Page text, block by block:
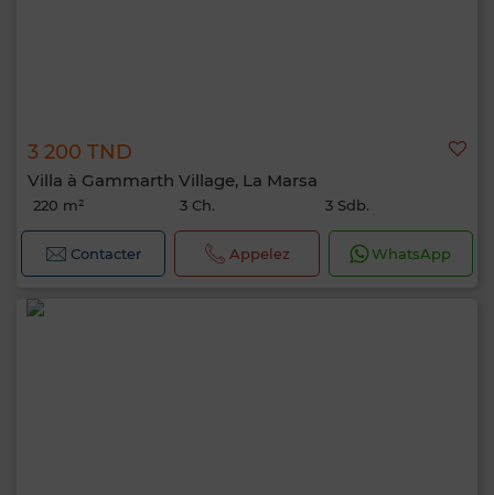
3 200 TND
Villa à Gammarth Village, La Marsa
220 m² 3 Ch. 3 Sdb.
Contacter Appelez WhatsApp